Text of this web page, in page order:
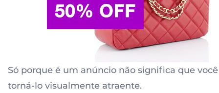
Só porque é um anúncio não significa que
torná-lo visualmente atraente.